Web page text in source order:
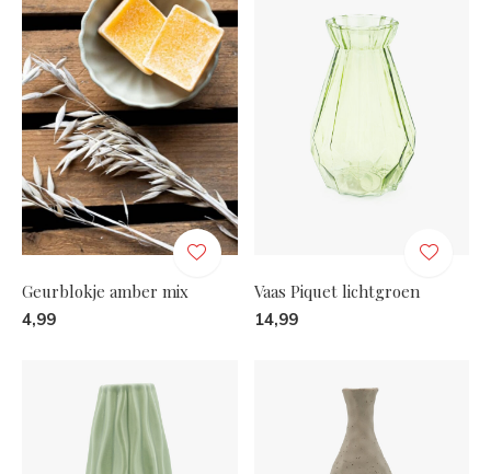
Geurblokje amber mix
4,99
Vaas Piquet lichtgroen
14,99